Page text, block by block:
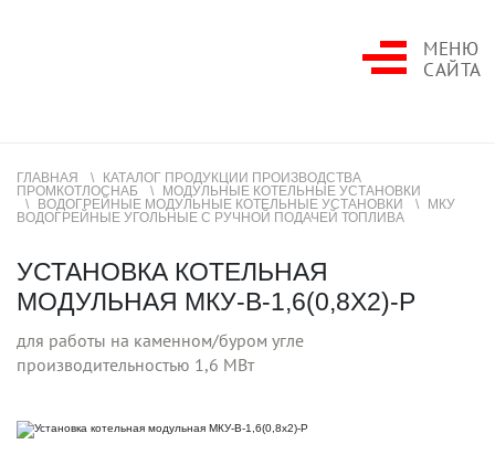
МЕНЮ
САЙТА
ГЛАВНАЯ
КАТАЛОГ ПРОДУКЦИИ ПРОИЗВОДСТВА
ПРОМКОТЛОСНАБ
МОДУЛЬНЫЕ КОТЕЛЬНЫЕ УСТАНОВКИ
ВОДОГРЕЙНЫЕ МОДУЛЬНЫЕ КОТЕЛЬНЫЕ УСТАНОВКИ
МКУ
ВОДОГРЕЙНЫЕ УГОЛЬНЫЕ С РУЧНОЙ ПОДАЧЕЙ ТОПЛИВА
УСТАНОВКА КОТЕЛЬНАЯ
МОДУЛЬНАЯ МКУ-В-1,6(0,8Х2)-Р
для работы на каменном/буром угле
производительностью 1,6 МВт